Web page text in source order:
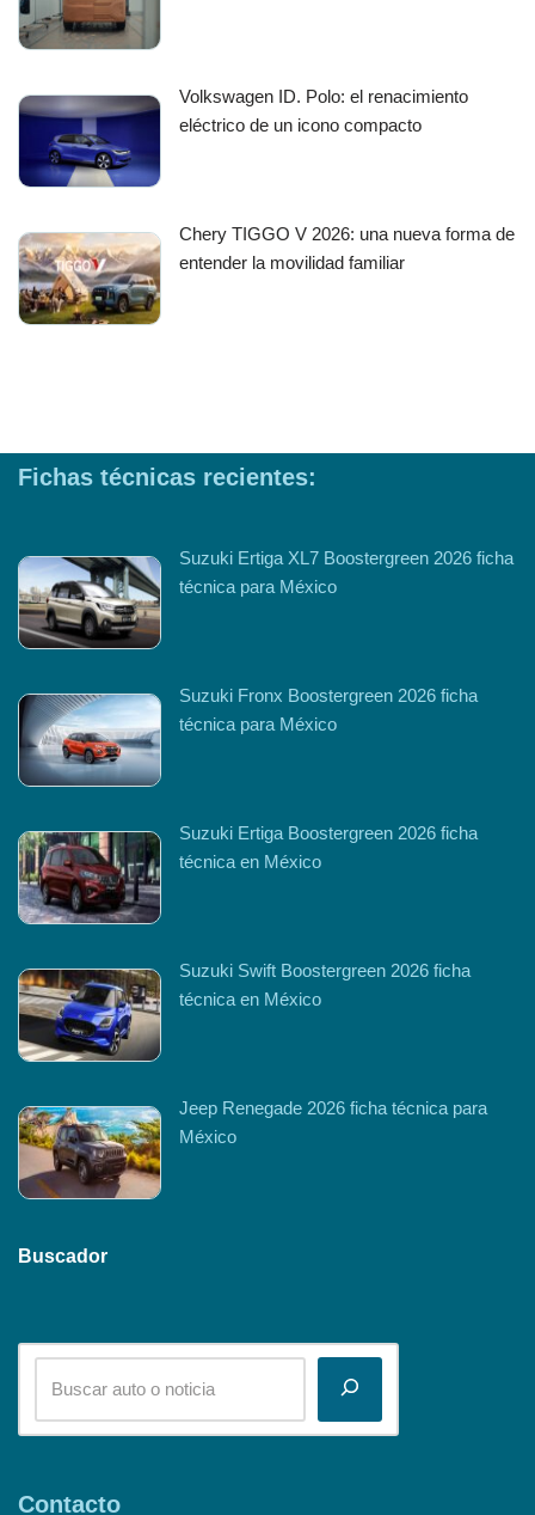
Volkswagen ID. Polo: el renacimiento
eléctrico de un icono compacto
Chery TIGGO V 2026: una nueva forma de
entender la movilidad familiar
Fichas técnicas recientes:
Suzuki Ertiga XL7 Boostergreen 2026 ficha
técnica para México
Suzuki Fronx Boostergreen 2026 ficha
técnica para México
Suzuki Ertiga Boostergreen 2026 ficha
técnica en México
Suzuki Swift Boostergreen 2026 ficha
técnica en México
Jeep Renegade 2026 ficha técnica para
México
Buscador
Contacto